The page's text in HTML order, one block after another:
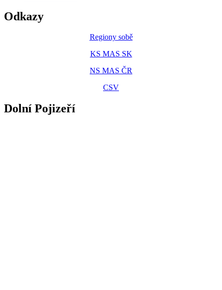
Odkazy
Regiony sobě
KS MAS SK
NS MAS ČR
CSV
Dolní Pojizeří